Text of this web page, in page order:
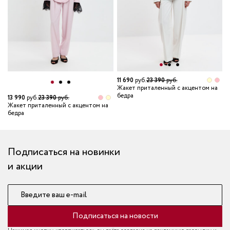
13 990руб.23 390руб.
Жакет приталенный с акцентом на
бедра
11 690руб.23 390руб.
Жакет приталенный с акцентом на
бедра
Подписаться на новинки
и акции
Введите ваш e-mail
Подписаться на новости